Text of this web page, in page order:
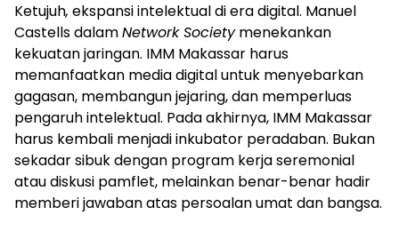
Ketujuh, ekspansi intelektual di era digital. Manuel
Castells dalamNetwork Societymenekankan
kekuatan jaringan. IMM Makassar harus
memanfaatkan media digital untuk menyebarkan
gagasan, membangun jejaring, dan memperluas
pengaruh intelektual. Pada akhirnya, IMM Makassar
harus kembali menjadi inkubator peradaban. Bukan
sekadar sibuk dengan program kerja seremonial
atau diskusi pamflet, melainkan benar-benar hadir
memberi jawaban atas persoalan umat dan bangsa.